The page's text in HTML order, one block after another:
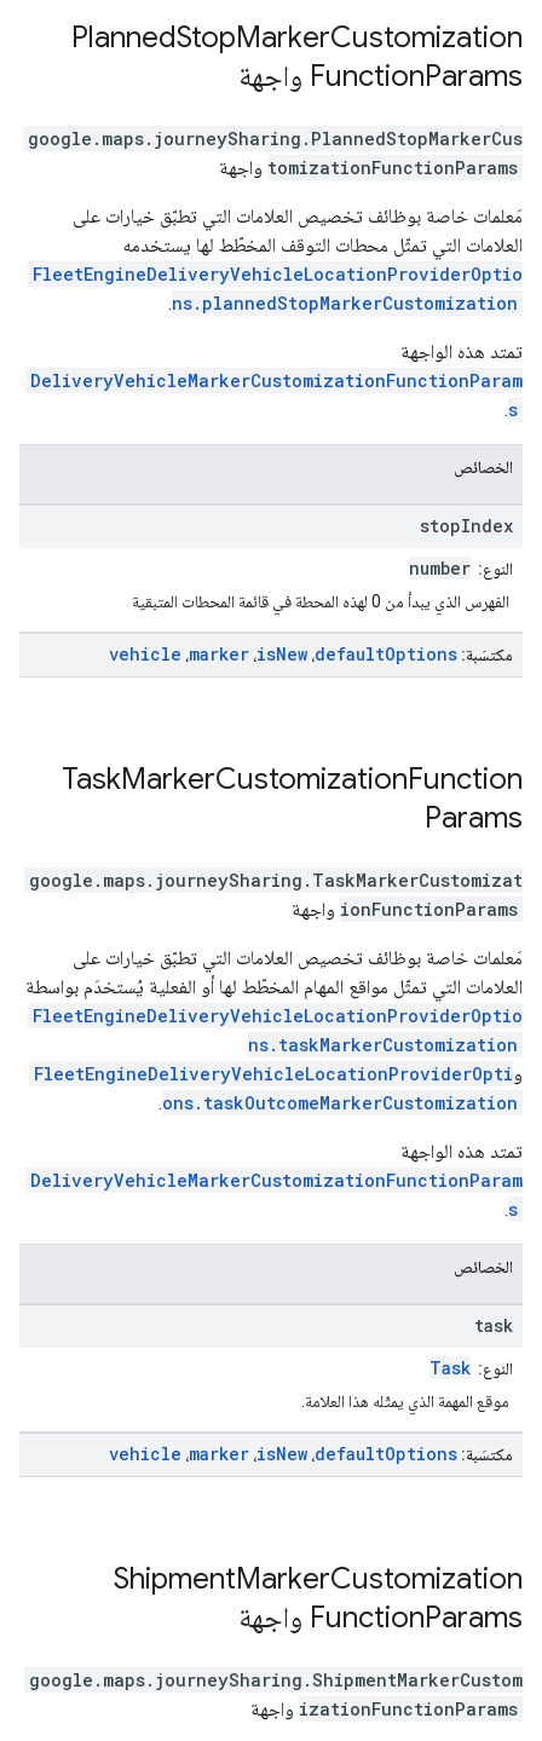
PlannedStopMarkerCustomization
FunctionParams واجهة
google.maps.journeySharing . PlannedStopMarkerCus
tomizationFunctionParams واجهة
مَعلمات خاصة بوظائف تخصيص العلامات التي تطبّق خيارات على
العلامات التي تمثّل محطات التوقف المخطّط لها يستخدمه
FleetEngineDeliveryVehicleLocationProviderOptio
ns.plannedStopMarkerCustomization
.
تمتد هذه الواجهة
DeliveryVehicleMarkerCustomizationFunctionParam
s
.
الخصائص
stopIndex
النوع: number
الفهرس الذي يبدأ من 0 لهذه المحطة في قائمة المحطات المتبقية
مكتسَبة: defaultOptions ، isNew ، marker، vehicle
TaskMarkerCustomizationFunction
Params
google.maps.journeySharing . TaskMarkerCustomizat
ionFunctionParams واجهة
مَعلمات خاصة بوظائف تخصيص العلامات التي تطبّق خيارات على
العلامات التي تمثّل مواقع المهام المخطّط لها أو الفعلية يُستخدَم بواسطة
FleetEngineDeliveryVehicleLocationProviderOptio
ns.taskMarkerCustomization
وFleetEngineDeliveryVehicleLocationProviderOpti
ons.taskOutcomeMarkerCustomization
.
تمتد هذه الواجهة
DeliveryVehicleMarkerCustomizationFunctionParam
s
.
الخصائص
task
النوع: Task
موقع المهمة الذي يمثّله هذا العلامة.
مكتسَبة: defaultOptions ، isNew ، marker، vehicle
ShipmentMarkerCustomization
FunctionParams واجهة
google.maps.journeySharing .ShipmentMarkerCustom
izationFunctionParams واجهة